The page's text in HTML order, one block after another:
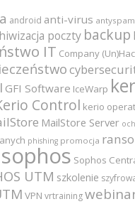
android anti-virus antyspam
poczty backup
IT Company
GFI Software IceWarp
Control kerio
MailStore Server
phishing promocja
sophos Sophos
UTM szkolenie
VPN vrtraining